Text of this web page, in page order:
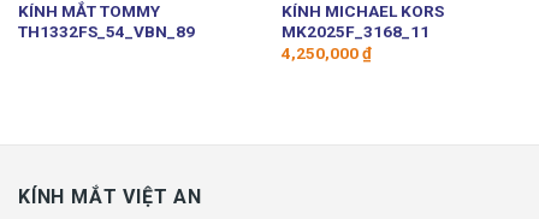
KÍNH MẮT TOMMY
TH1332FS_54_VBN_89
KÍNH MICHAEL KORS
MK2025F_3168_11
4,250,000₫
KÍNH MẮT VIỆT AN